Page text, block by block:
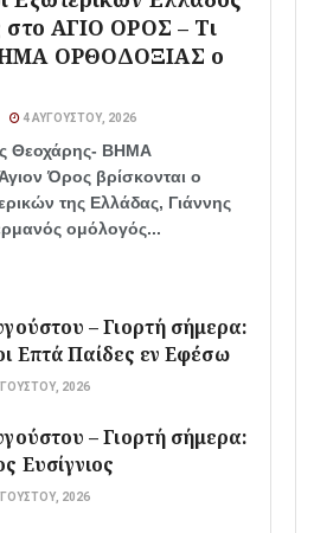
στο ΑΓΙΟ ΟΡΟΣ – Τι
ΟΡΘΟΔΟΞΙΑΣ ο
4 ΑΥΓΟΎΣΤΟΥ, 2026
Θεοχάρης- ΒΗΜΑ
Όρος βρίσκονται ο
της Ελλάδας, Γιάννης
ομόλογός...
– Γιορτή σήμερα:
Επτά Παίδες εν Εφέσω
2026
– Γιορτή σήμερα:
Ευσίγνιος
2026